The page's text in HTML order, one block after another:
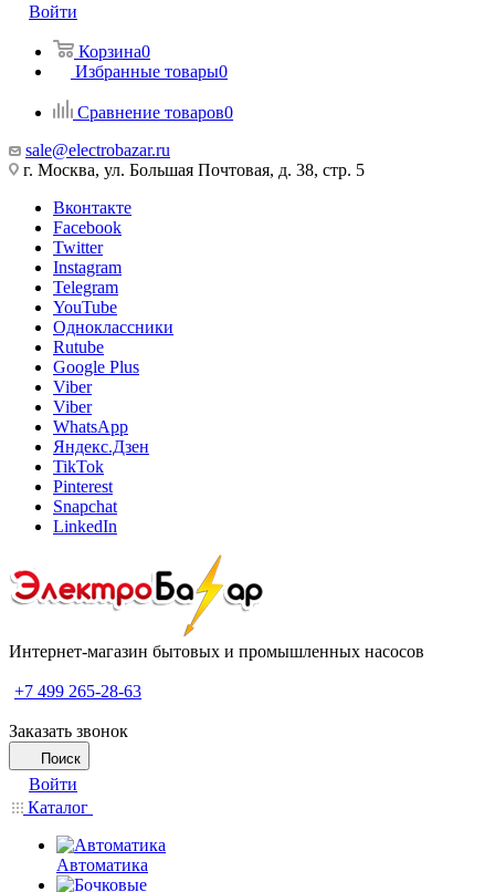
Войти
Корзина0
Избранные товары0
Сравнение товаров0
sale@electrobazar.ru
г. Москва, ул. Большая Почтовая, д. 38, стр. 5
Вконтакте
Facebook
Twitter
Instagram
Telegram
YouTube
Одноклассники
Rutube
Google Plus
Viber
Viber
WhatsApp
Яндекс.Дзен
TikTok
Pinterest
Snapchat
LinkedIn
Интернет-магазин бытовых и промышленных насосов
+7 499 265-28-63
Заказать звонок
Поиск
Войти
Каталог
Автоматика